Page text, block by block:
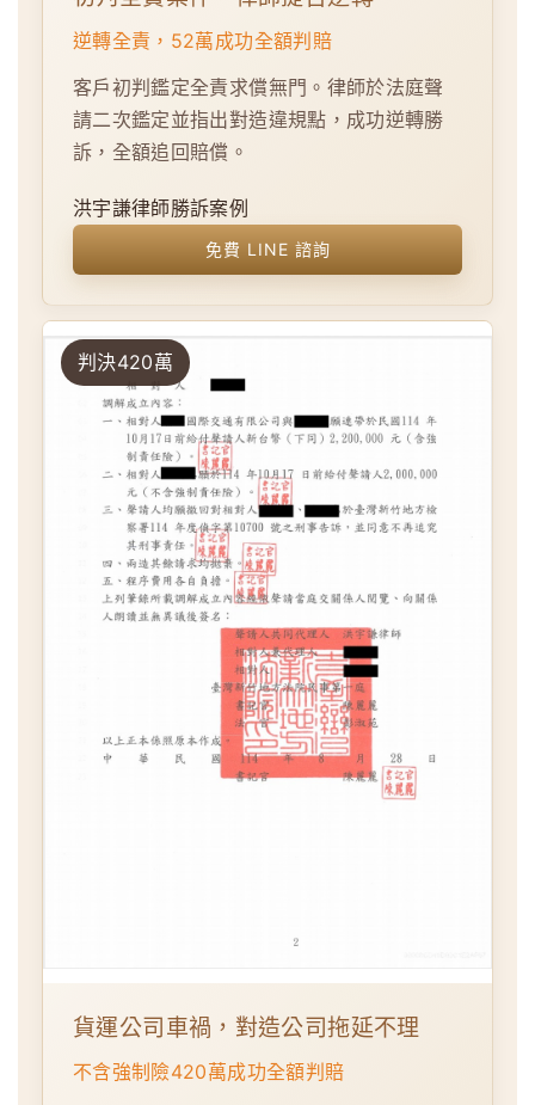
逆轉全責，52萬成功全額判賠
客戶初判鑑定全責求償無門。律師於法庭聲
請二次鑑定並指出對造違規點，成功逆轉勝
訴，全額追回賠償。
洪宇謙律師勝訴案例
免費 LINE 諮詢
判決420萬
貨運公司車禍，對造公司拖延不理
不含強制險420萬成功全額判賠